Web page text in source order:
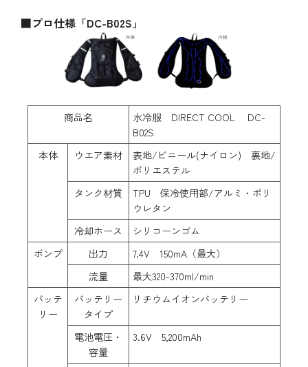
■プロ仕様「DC-B02S」
商品名
水冷服 DIRECT COOL DC-
B02S
本体
ウエア素材
表地/ビニール(ナイロン) 裏地/
ポリエステル
タンク材質
TPU 保冷使用部/アルミ・ポリ
ウレタン
冷却ホース
シリコーンゴム
ポンプ
出力
7.4V 150mA（最大）
流量
最大320-370ml/min
バッテ
リー
バッテリー
タイプ
リチウムイオンバッテリー
電池電圧・
容量
3.6V 5,200mAh